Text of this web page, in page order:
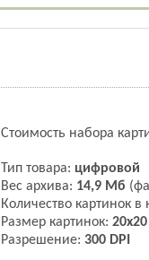
Стоимость набора
Тип товара: цифровой
Вес архива: 14,9 Мб
Количество картинок в
Размер картинок:
Разрешение: 300 DPI